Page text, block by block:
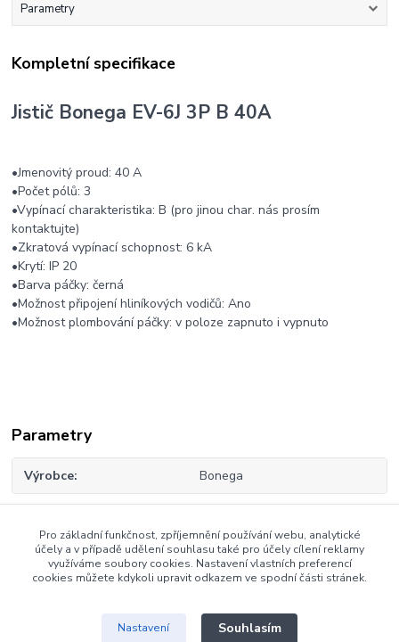
Parametry
Kompletní specifikace
Jistič Bonega EV-6J 3P B 40A
•Jmenovitý proud: 40 A
•Počet pólů: 3
•Vypínací charakteristika: B (pro jinou char. nás prosím
kontaktujte)
•Zkratová vypínací schopnost: 6 kA
•Krytí: IP 20
•Barva páčky: černá
•Možnost připojení hliníkových vodičů: Ano
•Možnost plombování páčky: v poloze zapnuto i vypnuto
Parametry
Výrobce Bonega
Zboží zařazeno v kategoriích
Třífázové jističe Bonega
Pro základní funkčnost, zpříjemnění používání webu, analytické
účely a v případě udělení souhlasu také pro účely cílení reklamy
využíváme soubory cookies. Nastavení vlastních preferencí
cookies můžete kdykoli upravit odkazem ve spodní části stránek.
Nastavení Souhlasím